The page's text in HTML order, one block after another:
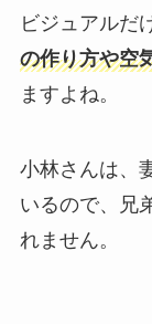
ビジュアルだ
の作り方や空
ますよね。
小林さんは、
いるので、兄
れません。